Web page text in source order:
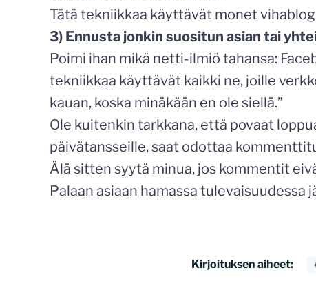
Tätä tekniikkaa käyttävät monet
3) Ennusta jonkin suositun asian tai
Poimi ihan mikä netti-ilmiö tahansa:
tekniikkaa käyttävät kaikki ne, joille
kauan, koska minäkään en ole siellä.”
Ole kuitenkin tarkkana, että povaat
päivätansseille, saat odottaa
Älä sitten syytä minua, jos kommentit
Palaan asiaan hamassa tulevaisuudessa
Kirjoituksen aiheet: